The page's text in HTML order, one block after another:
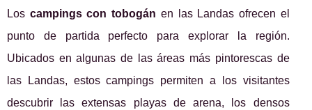
Los campings con tobogán en las Landas ofrecen el
punto de partida perfecto para explorar la región.
Ubicados en algunas de las áreas más pintorescas de
las Landas, estos campings permiten a los visitantes
descubrir las extensas playas de arena, los densos